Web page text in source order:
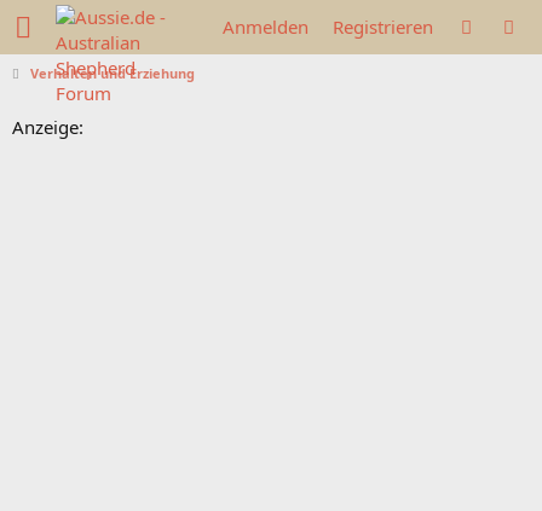
Anmelden Registrieren
Verhalten und Erziehung
Anzeige: